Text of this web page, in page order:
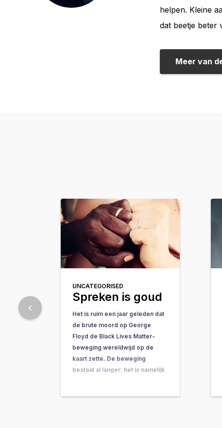
helpen. Kleine
dat beetje beter
Meer van
UNCATEGORISED
Spreken is goud
Het is ruim een jaar geleden dat
de brute moord op George
Floyd de Black Lives Matter-
beweging wereldwijd op de
kaart zette. De beweging
bestaat al langer; het is namelijk